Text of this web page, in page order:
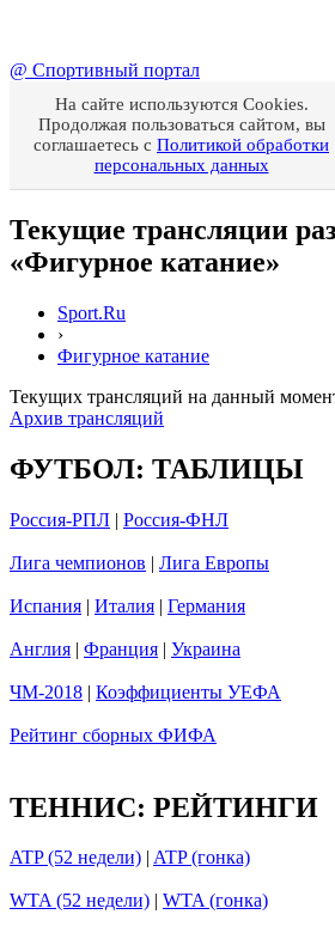
@ Спортивный портал
На сайте используются Cookies.
Продолжая пользоваться сайтом, вы
соглашаетесь с Политикой обработки
персональных данных
Текущие трансляции
«Фигурное катание»
Sport.Ru
›
Фигурное катание
Текущих трансляций на данный
Архив трансляций
ФУТБОЛ: ТАБЛИЦЫ
Россия-РПЛ | Россия-ФНЛ
Лига чемпионов | Лига Европы
Испания | Италия | Германия
Англия | Франция | Украина
ЧМ-2018 | Коэффициенты УЕФА
Рейтинг сборных ФИФА
ТЕННИС: РЕЙТИНГИ
ATP (52 недели) | ATP (гонка)
WTA (52 недели) | WTA (гонка)